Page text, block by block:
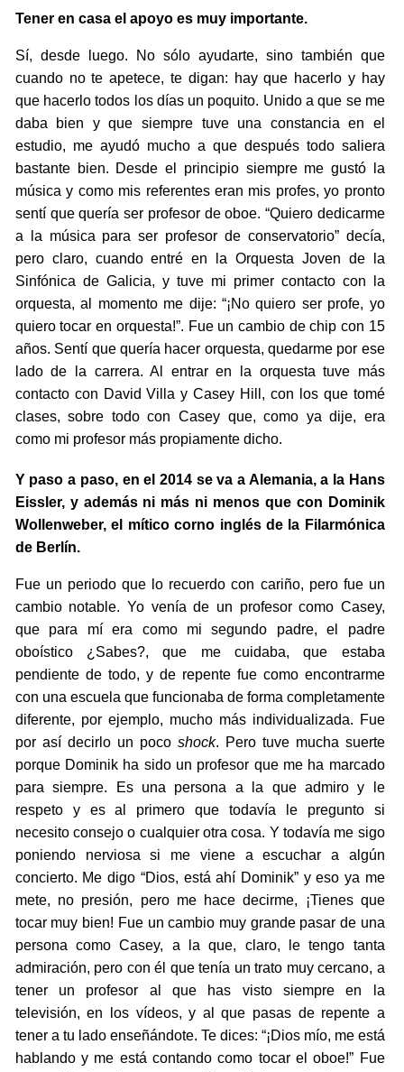
Tener en casa el apoyo es muy importante.
Sí, desde luego. No sólo ayudarte, sino también que
cuando no te apetece, te digan: hay que hacerlo y hay
que hacerlo todos los días un poquito. Unido a que se me
daba bien y que siempre tuve una constancia en el
estudio, me ayudó mucho a que después todo saliera
bastante bien. Desde el principio siempre me gustó la
música y como mis referentes eran mis profes, yo pronto
sentí que quería ser profesor de oboe. “Quiero dedicarme
a la música para ser profesor de conservatorio” decía,
pero claro, cuando entré en la Orquesta Joven de la
Sinfónica de Galicia, y tuve mi primer contacto con la
orquesta, al momento me dije: “¡No quiero ser profe, yo
quiero tocar en orquesta!”. Fue un cambio de chip con 15
años. Sentí que quería hacer orquesta, quedarme por ese
lado de la carrera. Al entrar en la orquesta tuve más
contacto con David Villa y Casey Hill, con los que tomé
clases, sobre todo con Casey que, como ya dije, era
como mi profesor más propiamente dicho.
Y paso a paso, en el 2014 se va a Alemania, a la Hans
Eissler, y además ni más ni menos que con Dominik
Wollenweber, el mítico corno inglés de la Filarmónica
de Berlín.
Fue un periodo que lo recuerdo con cariño, pero fue un
cambio notable. Yo venía de un profesor como Casey,
que para mí era como mi segundo padre, el padre
oboístico ¿Sabes?, que me cuidaba, que estaba
pendiente de todo, y de repente fue como encontrarme
con una escuela que funcionaba de forma completamente
diferente, por ejemplo, mucho más individualizada. Fue
por así decirlo un poco shock. Pero tuve mucha suerte
porque Dominik ha sido un profesor que me ha marcado
para siempre. Es una persona a la que admiro y le
respeto y es al primero que todavía le pregunto si
necesito consejo o cualquier otra cosa. Y todavía me sigo
poniendo nerviosa si me viene a escuchar a algún
concierto. Me digo “Dios, está ahí Dominik” y eso ya me
mete, no presión, pero me hace decirme, ¡Tienes que
tocar muy bien! Fue un cambio muy grande pasar de una
persona como Casey, a la que, claro, le tengo tanta
admiración, pero con él que tenía un trato muy cercano, a
tener un profesor al que has visto siempre en la
televisión, en los vídeos, y al que pasas de repente a
tener a tu lado enseñándote. Te dices: “¡Dios mío, me está
hablando y me está contando como tocar el oboe!” Fue